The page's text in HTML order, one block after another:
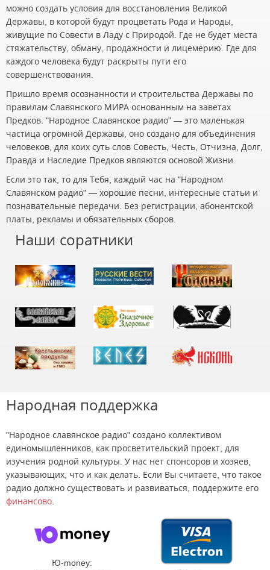
можно создать условия для восстановления Великой
Державы, в которой будут процветать Рода и Народы,
живущие по Совести в Ладу с Природой. Где не будет места
стяжательству, обману, продажности и лицемерию. Где для
каждого человека будут раскрыты пути его
совершенствования.
Пришло время осознанности и строительства Державы по
правилам Славянского МИРА основанным на заветах
Предков. "Народное Славянское радио" — это маленькая
частица огромной Державы, оно создано для объединения
человеков, для коих суть слов Совесть, Честь, Отчизна, Долг,
Правда и Наследие Предков являются основой Жизни.
Если это так, то для Тебя, каждый час на "Народном
Славянском радио" — хорошие песни, интересные статьи и
познавательные передачи. Без регистрации, абонентской
платы, рекламы и обязательных сборов.
Наши соратники
Народная поддержка
"Народное славянское радио" создано коллективом
единомышленников, как просветительский проект, для
изучения родной культуры. У нас нет спонсоров и хозяев,
указывающих, что и как делать. Если Вы считаете, что такое
радио должно существовать и развиваться, поддержите его
финансово
Ю-money: